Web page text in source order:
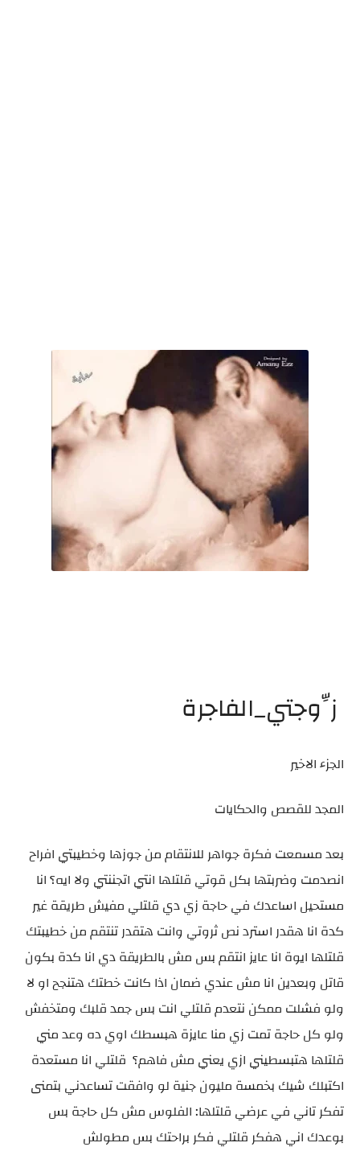
زِّوجتي_الفاجرة
الجزء الاخير
المجد للقصص والحكايات
بعد مسمعت فكرة جواهر للانتقام من جوزها وخطيبتي افراح
انصدمت وضربتها بكل قوتي قلتلها انتي اتجننتي ولا ايه؟ انا
مستحيل اساعدك في حاجة زي دي قلتلي مفيش طريقة غير
كدة انا هقدر استرد نص ثروتي وانت هتقدر تنتقم من خطيبتك
قلتلها ايوة انا عايز انتقم بس مش بالطريقة دي انا كدة بكون
قاتل وبعدين انا مش عندي ضمان اذا كانت خطتك هتنجح او لا
ولو فشلت ممكن نتعدم قلتلي انت بس جمد قلبك ومتخفش
ولو كل حاجة تمت زي منا عايزة هبسطك اوي ده وعد مني
قلتلها هتبسطيني ازي يعني مش فاهم؟ قلتلي انا مستعدة
اكتبلك شيك بخمسة مليون جنية لو وافقت تساعدني بتمنى
تفكر تاني في عرضي قلتلها: الفلوس مش كل حاجة بس
بوعدك اني هفكر قلتلي فكر براحتك بس مطولش